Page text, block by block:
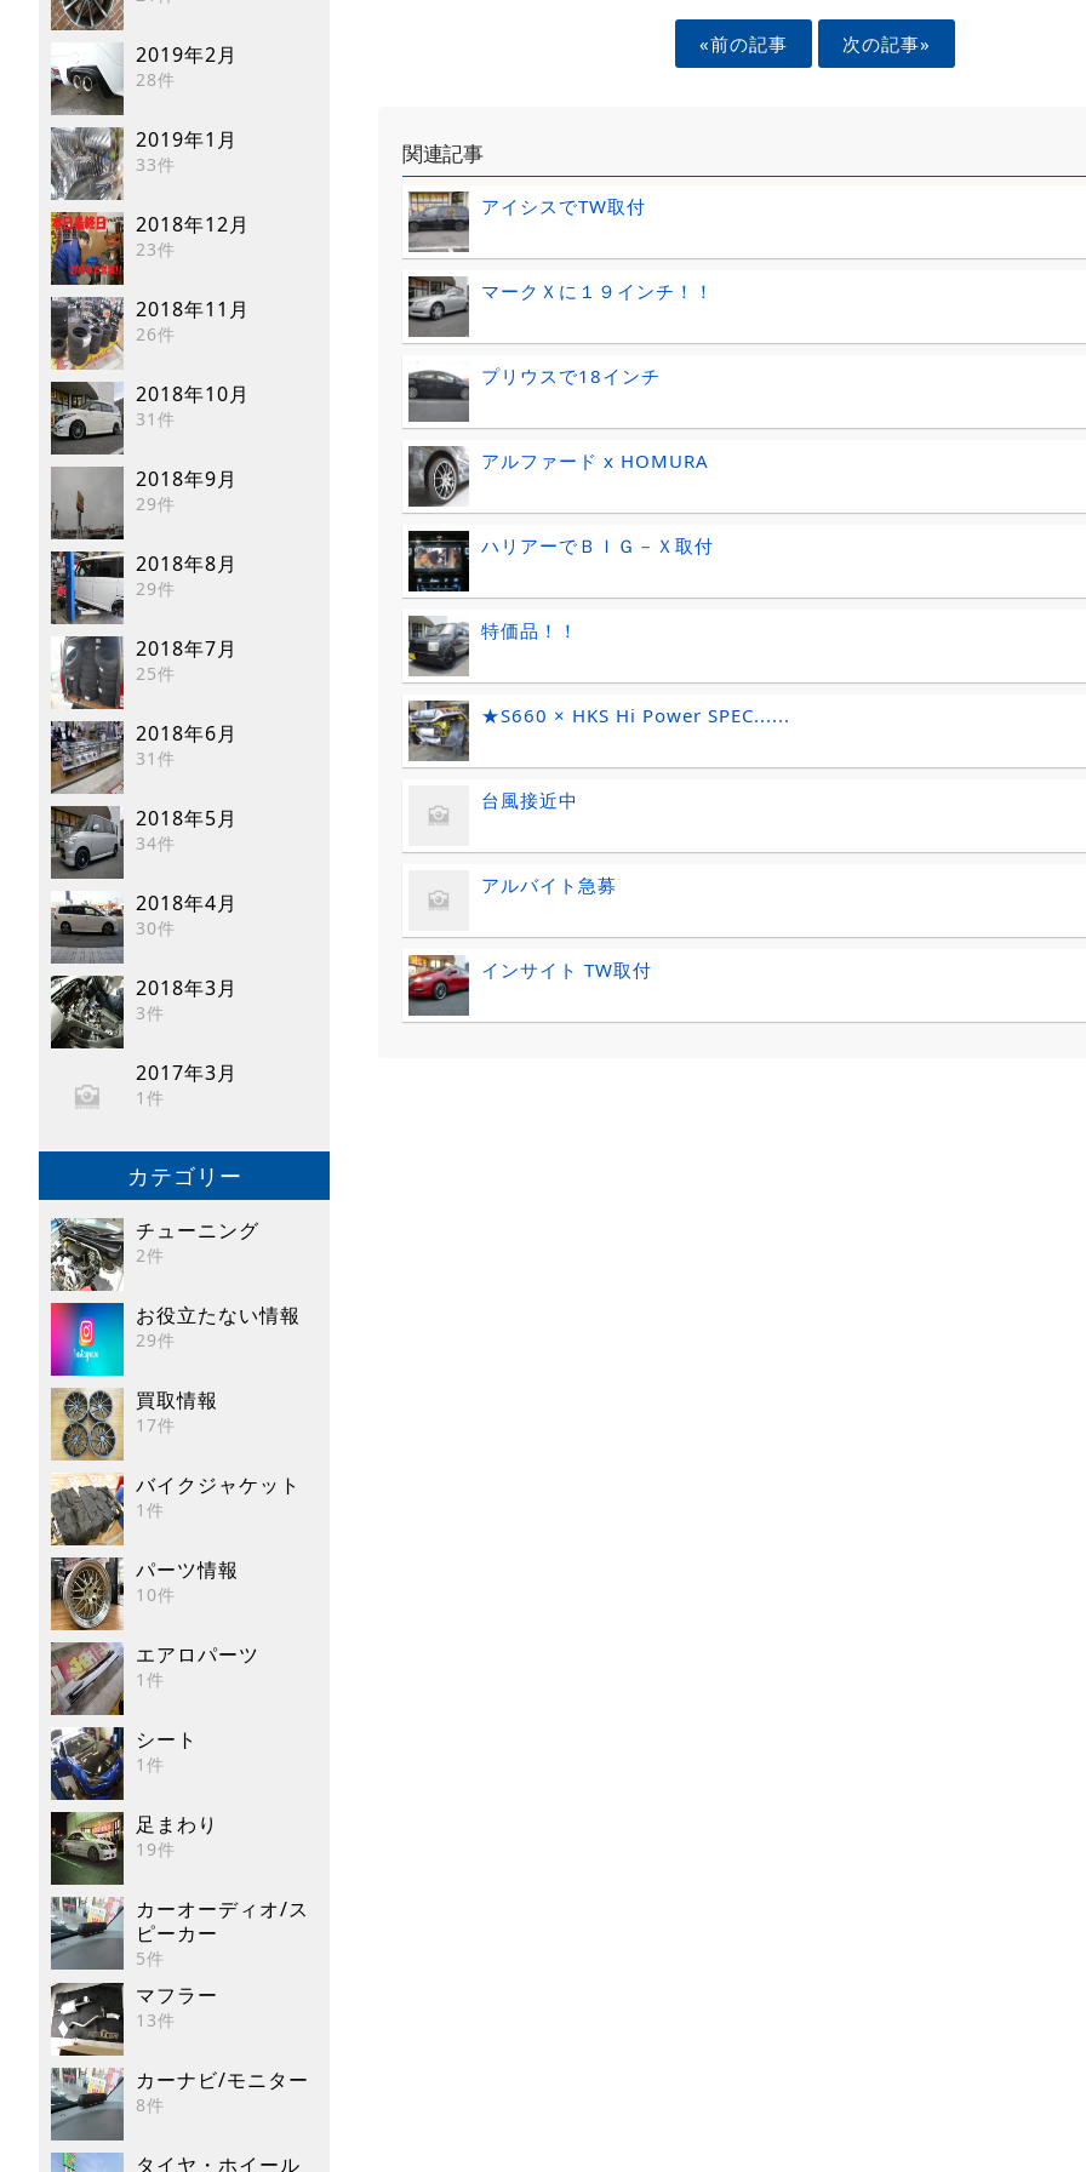
2019年2月
28件
2019年1月
33件
2018年12月
23件
2018年11月
26件
2018年10月
31件
2018年9月
29件
2018年8月
29件
2018年7月
25件
2018年6月
31件
2018年5月
34件
2018年4月
30件
2018年3月
3件
2017年3月
1件
カテゴリー
チューニング
2件
お役立たない情報
29件
買取情報
17件
バイクジャケット
1件
パーツ情報
10件
エアロパーツ
1件
シート
1件
足まわり
19件
カーオーディオ/ス
ピーカー
5件
マフラー
13件
カーナビ/モニター
8件
タイヤ・ホイール
«前の記事 次の記事»
関連記事
アイシスでTW取付
マークＸに１９インチ！！
プリウスで18インチ
アルファード x HOMURA
ハリアーでＢＩＧ－Ｘ取付
特価品！！
★S660 × HKS Hi Power SPEC......
台風接近中
アルバイト急募
インサイト TW取付